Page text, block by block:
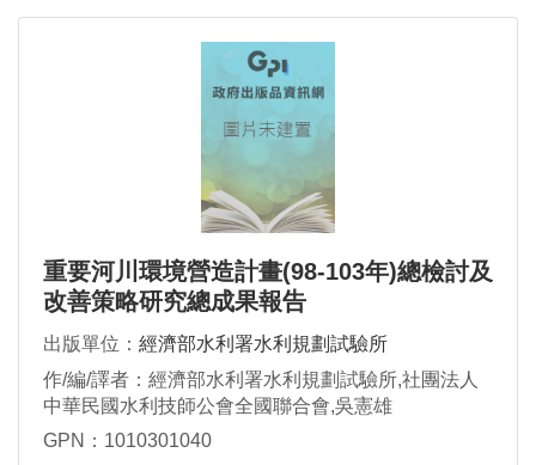
重要河川環境營造計畫(98-103年)總檢討及
改善策略研究總成果報告
出版單位： 經濟部水利署水利規劃試驗所
作/編/譯者：經濟部水利署水利規劃試驗所,社團法人
中華民國水利技師公會全國聯合會,吳憲雄
GPN：1010301040